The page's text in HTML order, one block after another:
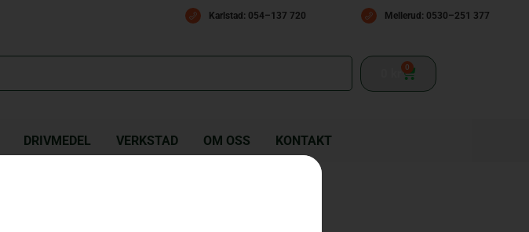
Karlstad: 054–137 720 Mellerud: 0530–251 377
kr 0
DRIVMEDEL VERKSTAD OM OSS KONTAKT